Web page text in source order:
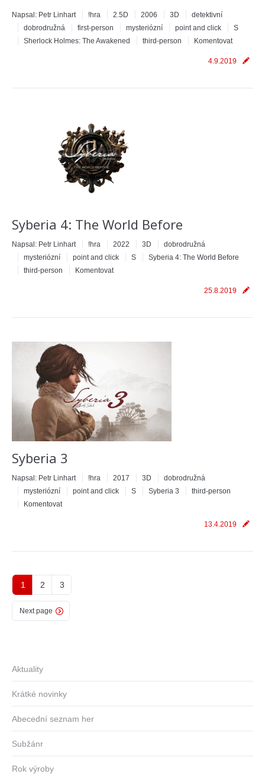
Napsal: Petr Linhart !hra 2.5D 2006 3D
detektivní
dobrodružná
first-person mysteriózní point and click
S
Sherlock Holmes: The Awakened
third-person Komentovat
4.9.2019
Syberia 4: The World Before
Napsal: Petr Linhart !hra 2022 3D
dobrodružná
mysteriózní
point and click S
Syberia 4: The World Before
third-person
Komentovat
25.8.2019
Syberia 3
Napsal: Petr Linhart !hra 2017 3D
dobrodružná
mysteriózní
point and click S Syberia 3
third-person
Komentovat
13.4.2019
1 2 3
Next page
Aktuality
Krátké novinky
Abecední seznam her
Subžánr
Rok výroby